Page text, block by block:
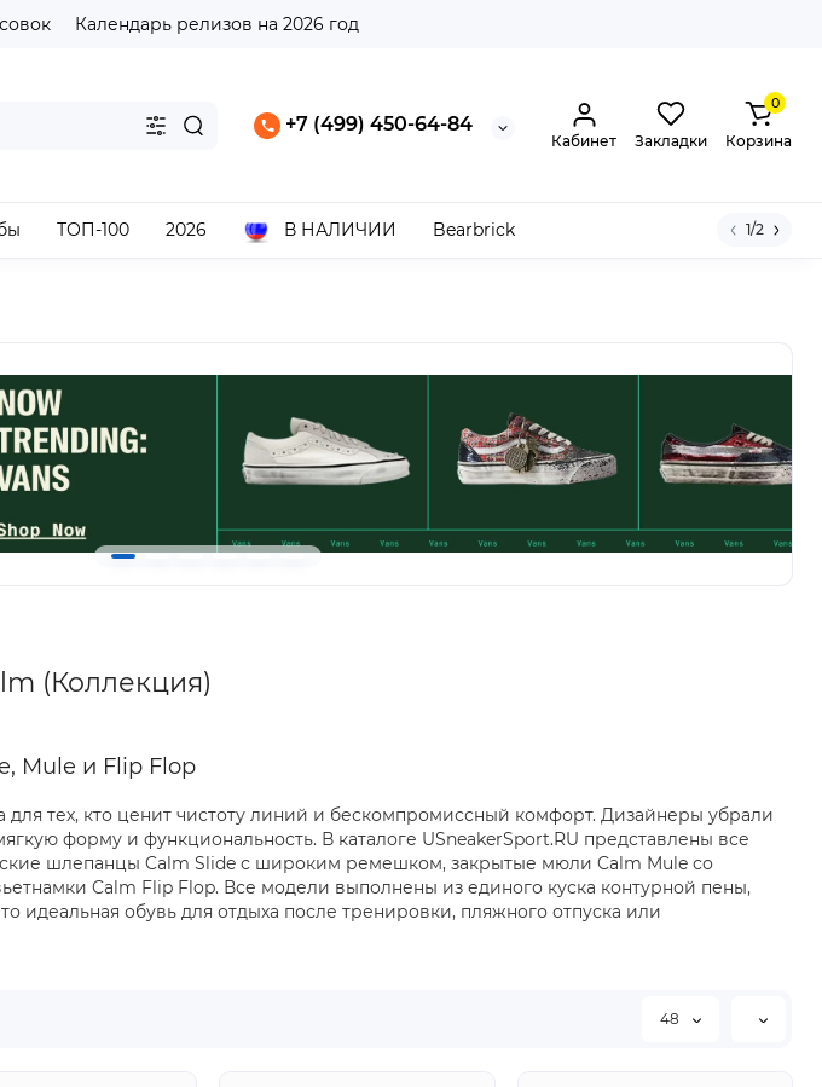
Календарь релизов на 2026 год
+7 (499) 450-64-84
Кабинет Закладки
0
Корзина
ТОП-100 2026 В НАЛИЧИИ Bearbrick 1/2
(Коллекция)
Mule и Flip Flop
для тех, кто ценит чистоту линий и бескомпромиссный комфорт. Дизайнеры убрали
форму и функциональность. В каталоге USneakerSport.RU представлены все
шлепанцы Calm Slide с широким ремешком, закрытые мюли Calm Mule со
Calm Flip Flop. Все модели выполнены из единого куска контурной пены,
идеальная обувь для отдыха после тренировки, пляжного отпуска или
48